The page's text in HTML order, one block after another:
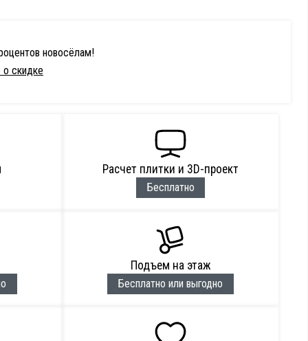
новосёлам!
скидке
Расчет плитки и 3D-проект
Бесплатно
Подъем на этаж
Бесплатно или выгодно